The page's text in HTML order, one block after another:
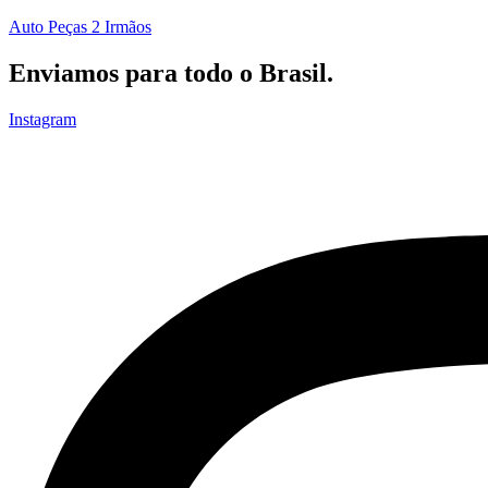
Auto Peças 2 Irmãos
Enviamos para todo o Brasil.
Instagram